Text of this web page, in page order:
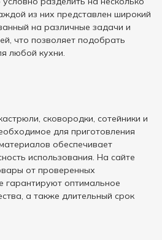
из них представлен широкий
на различные задачи и
что позволяет подобрать
любой кухни.
сковородки, сотейники и
для приготовления
обеспечивает
использования. На сайте
от проверенных
гарантируют оптимальное
а также длительный срок